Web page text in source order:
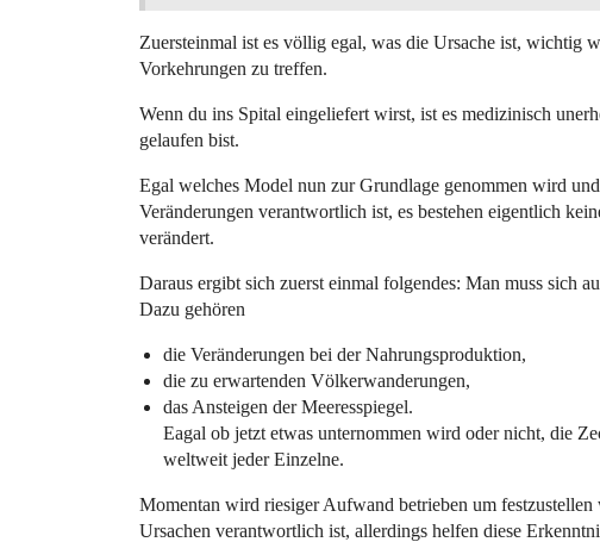
Zuersteinmal ist es völlig egal, was die Ursache ist, wichtig
Vorkehrungen zu treffen.
Wenn du ins Spital eingeliefert wirst, ist es medizinisch
gelaufen bist.
Egal welches Model nun zur Grundlage genommen wird
Veränderungen verantwortlich ist, es bestehen eigentlich
verändert.
Daraus ergibt sich zuerst einmal folgendes: Man muss sich
Dazu gehören
die Veränderungen bei der Nahrungsproduktion,
die zu erwartenden Völkerwanderungen,
das Ansteigen der Meeresspiegel.
Eagal ob jetzt etwas unternommen wird oder nicht, die
weltweit jeder Einzelne.
Momentan wird riesiger Aufwand betrieben um
Ursachen verantwortlich ist, allerdings helfen diese